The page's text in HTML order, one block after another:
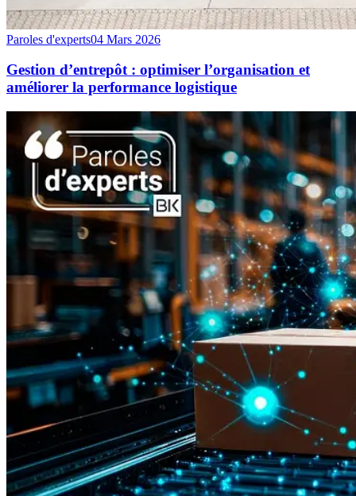
Paroles d'experts04 Mars 2026
Gestion d’entrepôt : optimiser l’organisation et
améliorer la performance logistique